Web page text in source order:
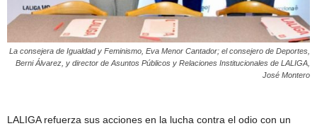
La consejera de Igualdad y Feminismo, Eva Menor Cantador; el consejero de Deportes,
Berni Álvarez, y director de Asuntos Públicos y Relaciones Institucionales de LALIGA,
José Montero
LALIGA refuerza sus acciones en la lucha contra el odio con un